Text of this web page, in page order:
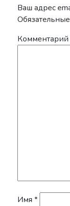
Ваш адрес
Комментарий
Имя *